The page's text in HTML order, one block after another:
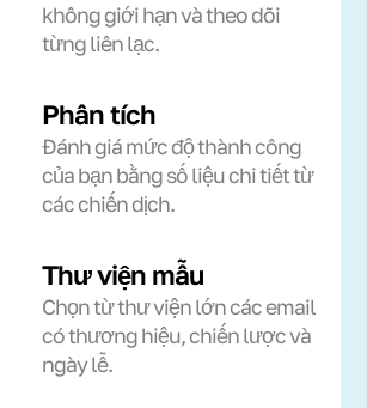
không giới hạn và theo dõi
từng liên lạc.
Phân tích
Đánh giá mức độ thành công
của bạn bằng số liệu chi tiết từ
các chiến dịch.
Thư viện mẫu
Chọn từ thư viện lớn các email
có thương hiệu, chiến lược và
ngày lễ.